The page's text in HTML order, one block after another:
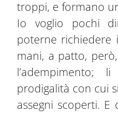
troppi, e formano
Io voglio pochi
poterne richiedere
mani, a patto,
l’adempimento;
prodigalità con cui
assegni scoperti.